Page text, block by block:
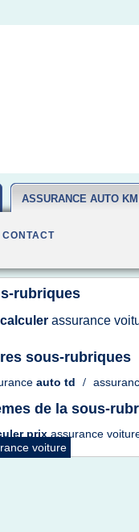
ASSURANCE AUTO KM
CONTACT
rubriques
calculer assurance
sous-rubriques
auto td /
de la sous-
prix assurance
voiture